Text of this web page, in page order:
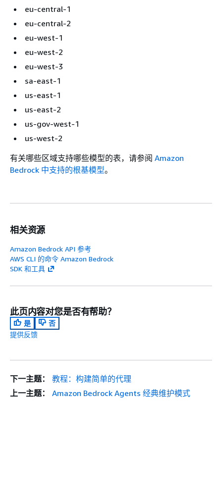
eu-central-1
eu-central-2
eu-west-1
eu-west-2
eu-west-3
sa-east-1
us-east-1
us-east-2
us-gov-west-1
us-west-2
有关哪些区域支持哪些模型的表，请参阅 Amazon
Bedrock 中支持的根基模型。
相关资源
Amazon Bedrock API 参考
AWS CLI 的命令 Amazon Bedrock
SDK 和工具
此页内容对您是否有帮助？
是
否
提供反馈
下一主题：
教程：构建简单的代理
上一主题：
Amazon Bedrock Agents 经典维护模式